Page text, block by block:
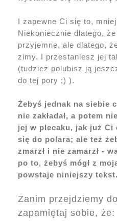
I zapewne Ci się to,
Niekoniecznie dlatego,
przyjemne, ale dlatego,
zimy. I przestaniesz jej
(tudzież polubisz ją
do tej pory ;) ).
Żebyś jednak na siebie
nie zakładał, a potem
jej w plecaku, jak już Ci
się do polara; ale też
zmarzł i nie zamarzł -
po to, żebyś mógł z
powstaje niniejszy tekst.
Zanim przejdziemy
zapamiętaj sobie, że: